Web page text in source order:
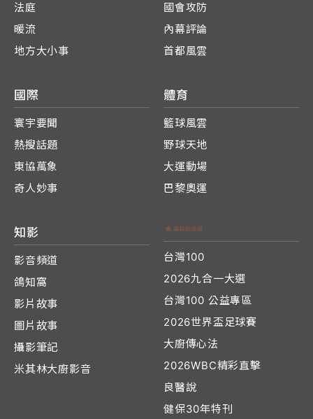
法庭
暖流
地方大小事
國會攻防
內幕評論
首都風雲
國際
寰宇要聞
熱搜話題
東協萬象
奇人妙事
體育
籃球風雲
野球天地
大運動場
巴黎奧運
知影
影音頻道
鴿知窩
影片故事
圖片故事
攝影筆記
米其林大廚影音
台灣100
2026九合一大選
台灣100 公益專區
2026世界盃足球賽
大廚傳心法
2026WBC精彩直擊
良醫說
健保30年特刊